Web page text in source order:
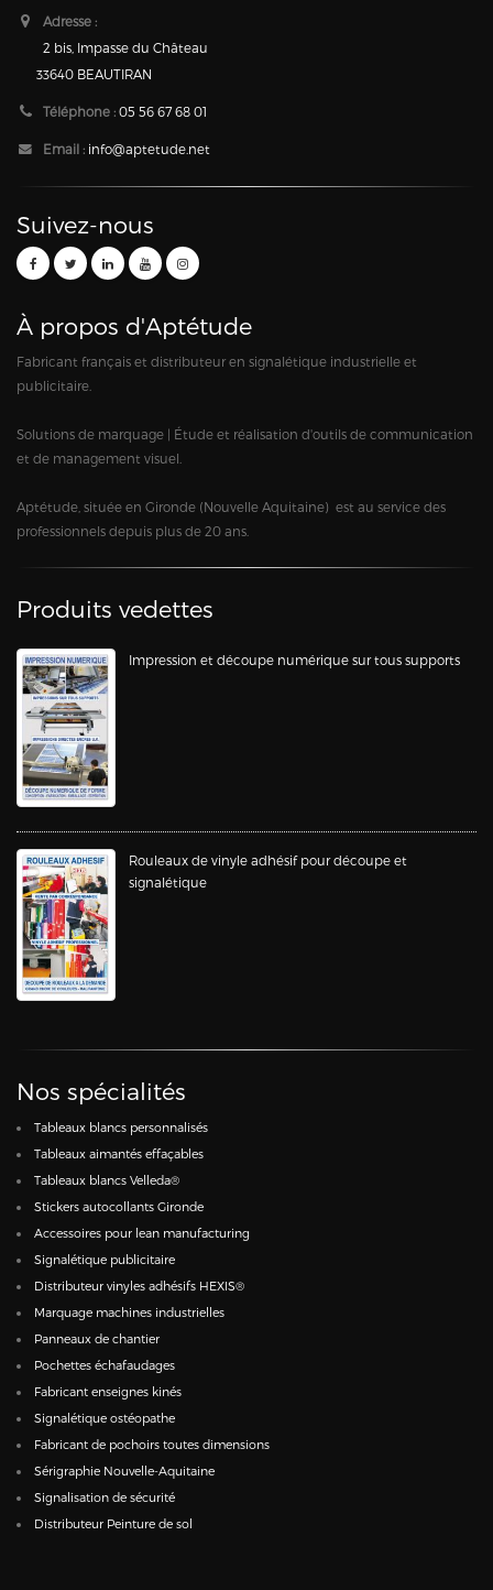
Adresse :
2 bis, Impasse du Château
33640 BEAUTIRAN
Téléphone : 05 56 67 68 01
Email : info@aptetude.net
Suivez-nous
À propos d'Aptétude
Fabricant français et distributeur en signalétique industrielle et
publicitaire.
Solutions de marquage | Étude et réalisation d'outils de communication
et de management visuel.
Aptétude, située en Gironde (Nouvelle Aquitaine) est au service des
professionnels depuis plus de 20 ans.
Produits vedettes
Impression et découpe numérique sur tous supports
Rouleaux de vinyle adhésif pour découpe et
signalétique
Nos spécialités
Tableaux blancs personnalisés
Tableaux aimantés effaçables
Tableaux blancs Velleda®
Stickers autocollants Gironde
Accessoires pour lean manufacturing
Signalétique publicitaire
Distributeur vinyles adhésifs HEXIS®
Marquage machines industrielles
Panneaux de chantier
Pochettes échafaudages
Fabricant enseignes kinés
Signalétique ostéopathe
Fabricant de pochoirs toutes dimensions
Sérigraphie Nouvelle-Aquitaine
Signalisation de sécurité
Distributeur Peinture de sol